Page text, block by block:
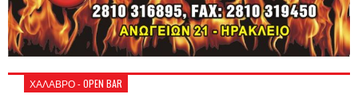
ΧΑΛΑΒΡΟ - OPEN BAR